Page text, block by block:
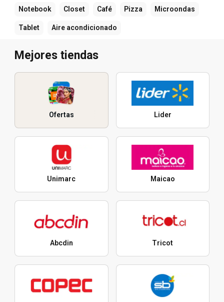
Notebook Closet Café Pizza Microondas
Tablet Aire acondicionado
Mejores tiendas
Ofertas Lider
Unimarc Maicao
Abcdin Tricot